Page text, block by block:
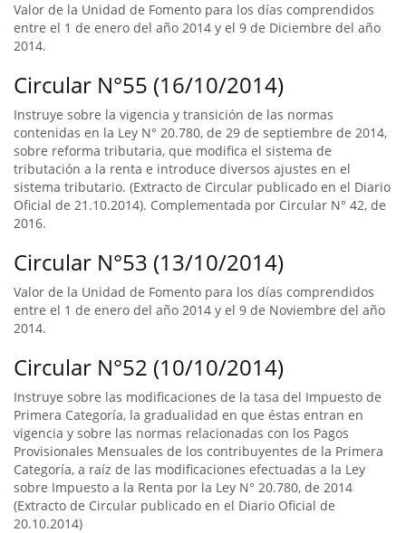
Valor de la Unidad de Fomento para los días comprendidos
entre el 1 de enero del año 2014 y el 9 de Diciembre del año
2014.
Circular N°55 (16/10/2014)
Instruye sobre la vigencia y transición de las normas
contenidas en la Ley N° 20.780, de 29 de septiembre de 2014,
sobre reforma tributaria, que modifica el sistema de
tributación a la renta e introduce diversos ajustes en el
sistema tributario. (Extracto de Circular publicado en el Diario
Oficial de 21.10.2014). Complementada por Circular N° 42, de
2016.
Circular N°53 (13/10/2014)
Valor de la Unidad de Fomento para los días comprendidos
entre el 1 de enero del año 2014 y el 9 de Noviembre del año
2014.
Circular N°52 (10/10/2014)
Instruye sobre las modificaciones de la tasa del Impuesto de
Primera Categoría, la gradualidad en que éstas entran en
vigencia y sobre las normas relacionadas con los Pagos
Provisionales Mensuales de los contribuyentes de la Primera
Categoría, a raíz de las modificaciones efectuadas a la Ley
sobre Impuesto a la Renta por la Ley N° 20.780, de 2014
(Extracto de Circular publicado en el Diario Oficial de
20.10.2014)